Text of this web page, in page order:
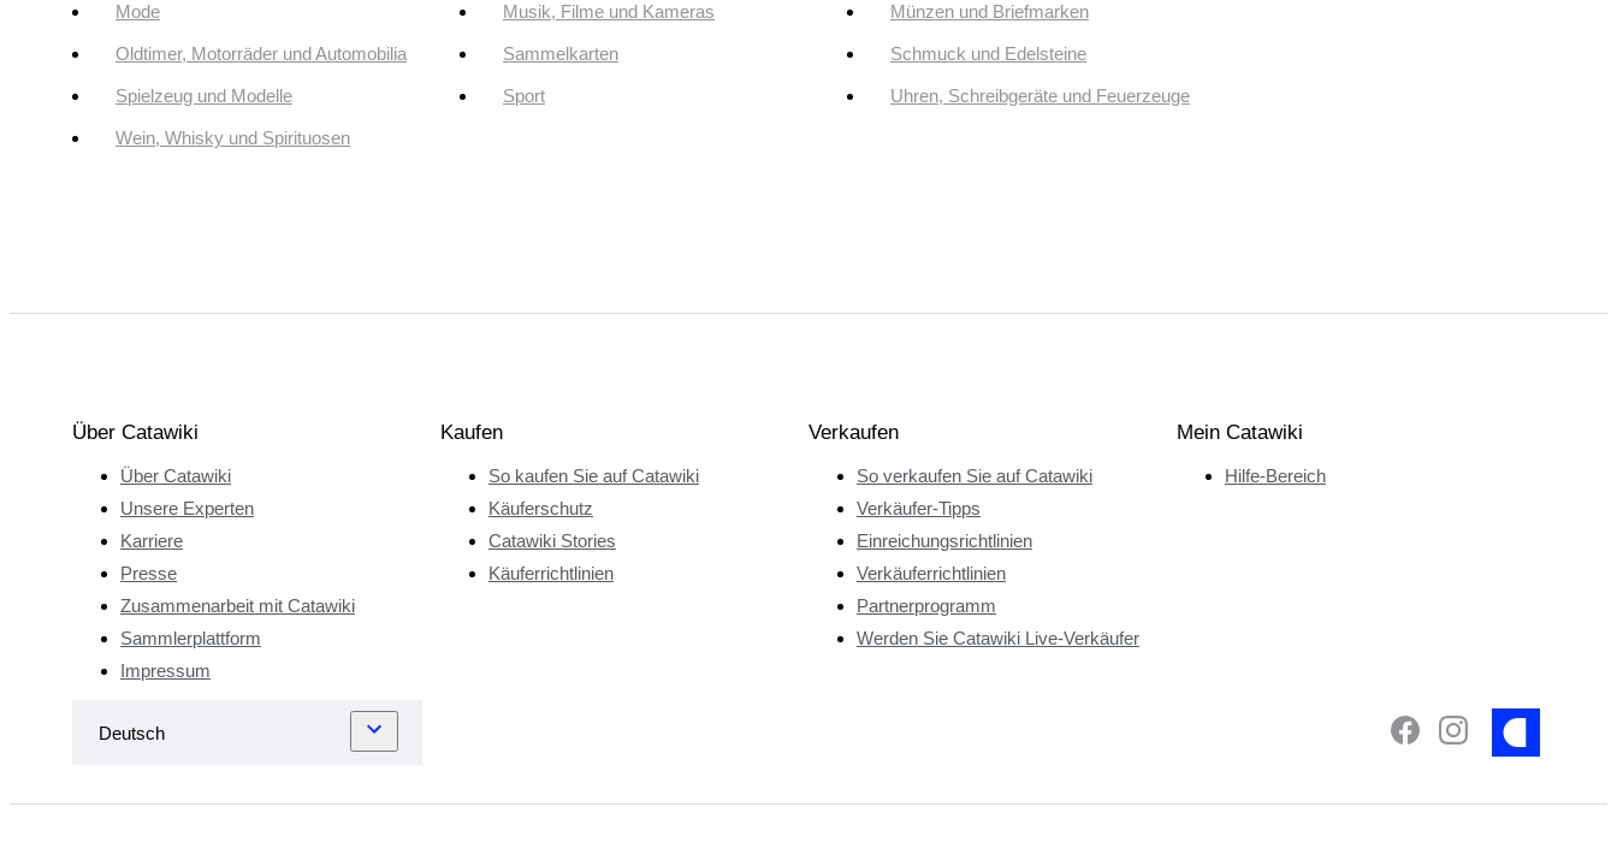
Mode Musik, Filme und Kameras Münzen und Briefmarken
Oldtimer, Motorräder und Automobilia Sammelkarten Schmuck und Edelsteine
Spielzeug und Modelle Sport Uhren, Schreibgeräte und Feuerzeuge
Wein, Whisky und Spirituosen
Über Catawiki
Über Catawiki
Unsere Experten
Karriere
Presse
Zusammenarbeit mit Catawiki
Sammlerplattform
Impressum
Kaufen
So kaufen Sie auf Catawiki
Käuferschutz
Catawiki Stories
Käuferrichtlinien
Verkaufen
So verkaufen Sie auf Catawiki
Verkäufer-Tipps
Einreichungsrichtlinien
Verkäuferrichtlinien
Partnerprogramm
Werden Sie Catawiki Live-Verkäufer
Mein Catawiki
Hilfe-Bereich